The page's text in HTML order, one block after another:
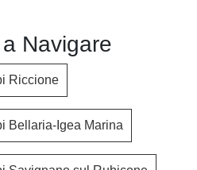
Navigare
Riccione
Bellaria-Igea Marina